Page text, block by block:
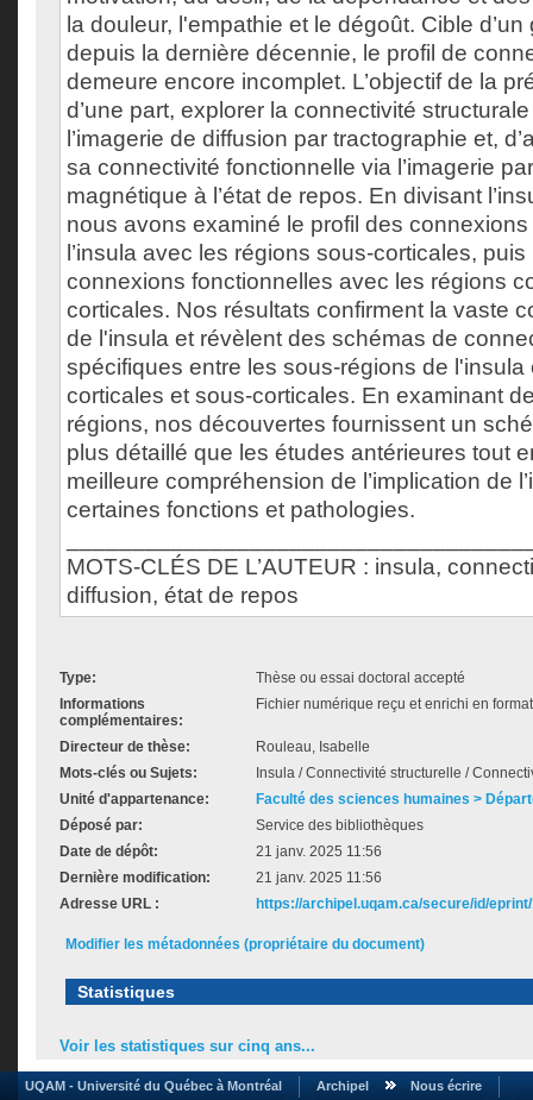
la douleur, l'empathie et le dégoût. Cible
depuis la dernière décennie, le profil de
demeure encore incomplet. L’objectif de la
d’une part, explorer la connectivité
l’imagerie de diffusion par tractographie et,
sa connectivité fonctionnelle via l’imagerie
magnétique à l’état de repos. En divisant
nous avons examiné le profil des
l’insula avec les régions sous-corticales,
connexions fonctionnelles avec les régions
corticales. Nos résultats confirment la vaste
de l'insula et révèlent des schémas de
spécifiques entre les sous-régions de l'insula
corticales et sous-corticales. En examinant
régions, nos découvertes fournissent un
plus détaillé que les études antérieures tout
meilleure compréhension de l’implication de
certaines fonctions et pathologies.
MOTS-CLÉS DE L’AUTEUR : insula,
diffusion, état de repos
Type:
Thèse ou essai doctoral accepté
Informations
complémentaires:
Fichier numérique reçu et enrichi en
Directeur de thèse:
Rouleau, Isabelle
Mots-clés ou Sujets:
Insula / Connectivité structurelle /
Unité d'appartenance:
Faculté des sciences humaines >
Déposé par:
Service des bibliothèques
Date de dépôt:
21 janv. 2025 11:56
Dernière modification:
21 janv. 2025 11:56
Adresse URL :
https://archipel.uqam.ca/secure/id/
Modifier les métadonnées (propriétaire du document)
Statistiques
Voir les statistiques sur cinq ans...
UQAM - Université du Québec à Montréal Archipel Nous écrire